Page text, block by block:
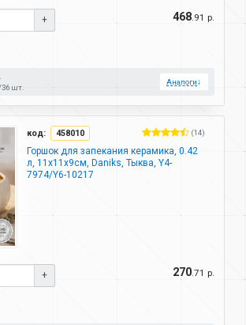
+ 468 .91 р.
36 шт.
Аналоги↓
код: 458010 (14)
Горшок для запекания керамика, 0.42
л, 11х11х9см, Daniks, Тыква, Y4-
7974/Y6-10217
+ 270 .71 р.